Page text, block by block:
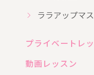
ララアップマ
プライベートレ
動画レッスン